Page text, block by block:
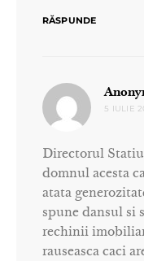
RĂSPUNDE
5 IULIE
Directorul
domnul acesta
atata
spune dansul si
rechinii
rauseasca caci